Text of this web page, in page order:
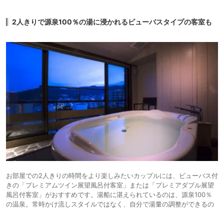
2人きりで源泉100％の湯に浸かれるビューバスタイプの客室も
お部屋での2人きりの時間をより楽しみたいカップルには、ビューバス付
きの「プレミアムツイン展望風呂付客室」または「プレミアダブル展望
風呂付客室」がおすすめです。湯船に湛えられているのは、源泉100％
の温泉。常時かけ流しスタイルではなく、自分で湯量の調整ができるの